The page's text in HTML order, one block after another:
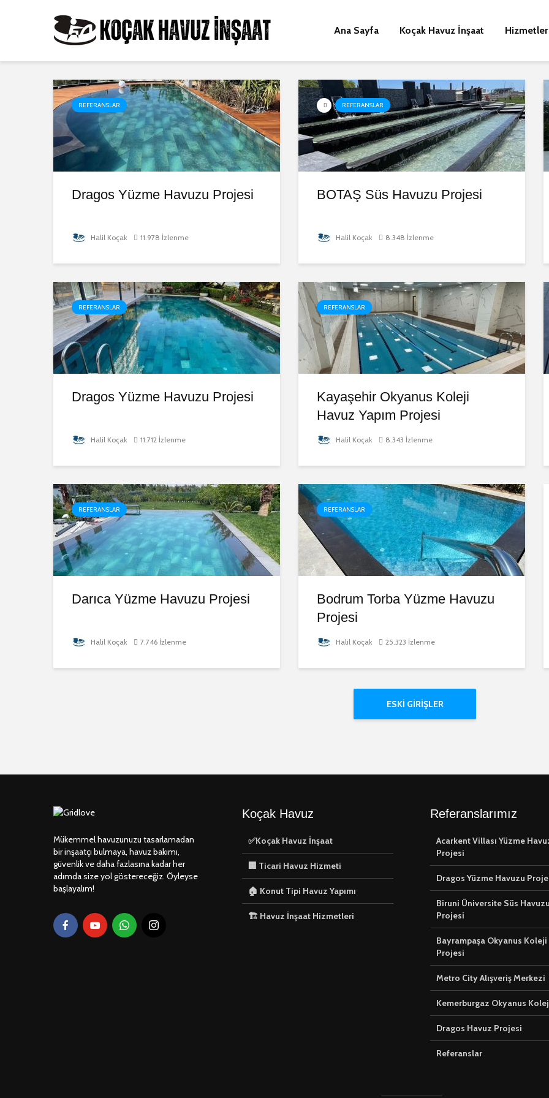
Ana Sayfa Koçak Havuz İnşaat Hizmetler
REFERANSLAR
Dragos Yüzme Havuzu Projesi
Halil Koçak 11.978 İzlenme
REFERANSLAR
BOTAŞ Süs Havuzu Projesi
Halil Koçak 8.348 İzlenme
REFERANSLAR
Dragos Yüzme Havuzu Projesi
Halil Koçak 11.712 İzlenme
REFERANSLAR
Kayaşehir Okyanus Koleji
Havuz Yapım Projesi
Halil Koçak 8.343 İzlenme
REFERANSLAR
Darıca Yüzme Havuzu Projesi
Halil Koçak 7.746 İzlenme
REFERANSLAR
Bodrum Torba Yüzme Havuzu
Projesi
Halil Koçak 25.323 İzlenme
ESKI GIRIŞLER
Mükemmel havuzunuzu tasarlamadan
bir inşaatçı bulmaya, havuz bakımı,
güvenlik ve daha fazlasına kadar her
adımda size yol göstereceğiz. Öyleyse
başlayalım!
Koçak Havuz
✅Koçak Havuz İnşaat
🏢 Ticari Havuz Hizmeti
🏠 Konut Tipi Havuz Yapımı
🏗️ Havuz İnşaat Hizmetleri
Referanslarımız
Acarkent Villası Yüzme
Projesi
Dragos Yüzme Havuzu
Biruni Üniversite Süs Havuzu
Projesi
Bayrampaşa Okyanus Koleji
Projesi
Metro City Alışveriş Merkezi
Kemerburgaz Okyanus
Dragos Havuz Projesi
Referanslar